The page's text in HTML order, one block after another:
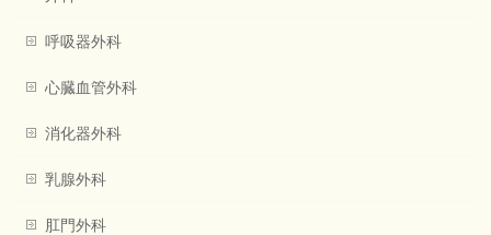
呼吸器外科
心臓血管外科
消化器外科
乳腺外科
肛門外科